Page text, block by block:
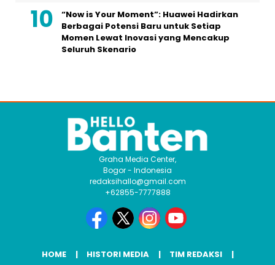
“Now is Your Moment”: Huawei Hadirkan
Berbagai Potensi Baru untuk Setiap
Momen Lewat Inovasi yang Mencakup
Seluruh Skenario
Graha Media Center,
Bogor - Indonesia
redaksihallo@gmail.com
+62855-7777888
HOME HISTORI MEDIA
TIM REDAKSI